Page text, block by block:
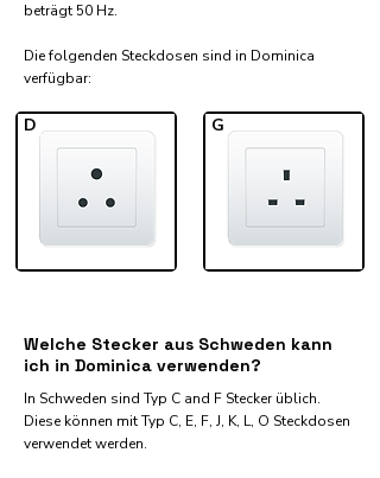
beträgt 50 Hz.
Die folgenden Steckdosen sind in Dominica
verfügbar:​
D G
Welche Stecker aus Schweden kann
ich in Dominica verwenden?
In Schweden sind Typ C and F Stecker üblich.
Diese können mit Typ C, E, F, J, K, L, O Steckdosen
verwendet werden.